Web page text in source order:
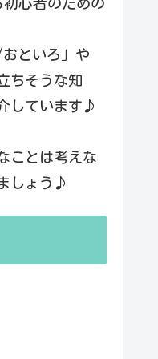
初心者のための
といろ」や
ちそうな知
しています♪
ことは考えな
しょう♪